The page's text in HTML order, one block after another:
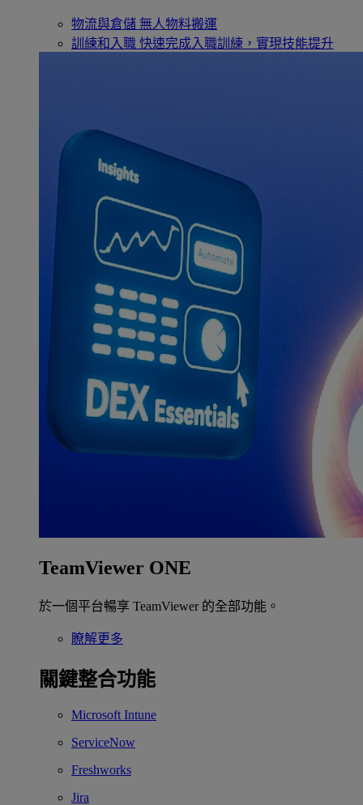
物流與倉儲 無人物料搬運
訓練和入職 快速完成入職訓練，實現技能提升
TeamViewer ONE
於一個平台暢享 TeamViewer 的全部功能。
瞭解更多
關鍵整合功能
Microsoft Intune
ServiceNow
Freshworks
Jira